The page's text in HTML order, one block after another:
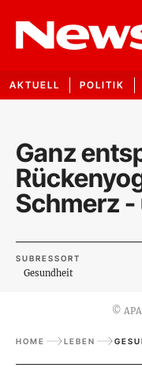
AKTUELL POLITIK
Ganz
Schmerz -
SUBRESSORT
Gesundheit
©
HOME LEBEN